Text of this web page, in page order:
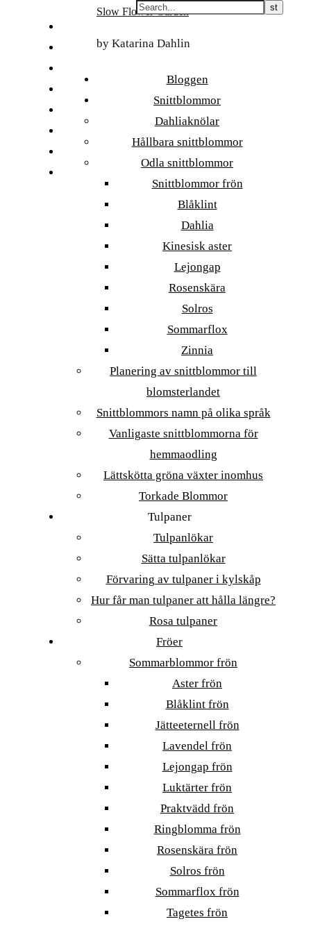
Slow Flower Garden
by Katarina Dahlin
Bloggen
Snittblommor
Dahliaknölar
Hållbara snittblommor
Odla snittblommor
Snittblommor frön
Blåklint
Dahlia
Kinesisk aster
Lejongap
Rosenskära
Solros
Sommarflox
Zinnia
Planering av snittblommor till
blomsterlandet
Snittblommors namn på olika språk
Vanligaste snittblommorna för
hemmaodling
Lättskötta gröna växter inomhus
Torkade Blommor
Tulpaner
Tulpanlökar
Sätta tulpanlökar
Förvaring av tulpaner i kylskåp
Hur får man tulpaner att hålla längre?
Rosa tulpaner
Fröer
Sommarblommor frön
Aster frön
Blåklint frön
Jätteeternell frön
Lavendel frön
Lejongap frön
Luktärter frön
Praktvädd frön
Ringblomma frön
Rosenskära frön
Solros frön
Sommarflox frön
Tagetes frön